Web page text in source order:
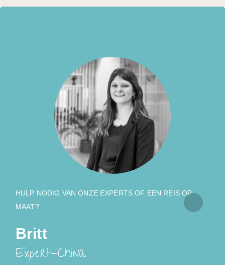
HULP NODIG VAN ONZE EXPERTS OF EEN REIS OP
MAAT?
Britt
Expert-China